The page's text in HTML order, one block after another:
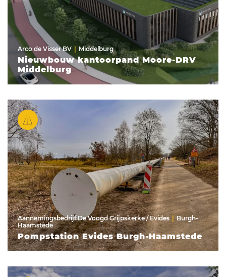
Arco de Visser BV Middelburg
Nieuwbouw kantoorpand Moore-DRV
Middelburg
Aannemingsbedrijf De Voogd Grijpskerke / Evides
Burgh-
Haamstede
Pompstation Evides Burgh-Haamstede